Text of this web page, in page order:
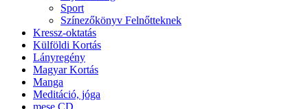
Sport
Színezőkönyv Felnőtteknek
Kressz-oktatás
Külföldi Kortás
Lányregény
Magyar Kortás
Manga
Meditáció, jóga
mese CD